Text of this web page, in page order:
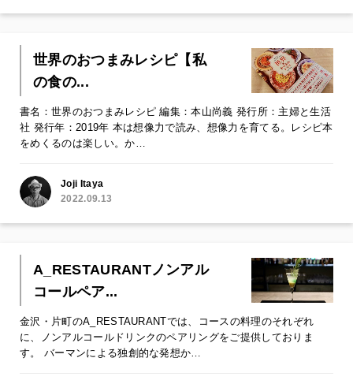
世界のおつまみレシピ【私
の食の...
書名：世界のおつまみレシピ 編集：本山尚義 発行所：主婦と生活
社 発行年：2019年 本は想像力で読み、想像力を育てる。レシピ本
をめくるのは楽しい。か…
Joji Itaya
2022.09.13
A_RESTAURANTノンアル
コールペア...
金沢・片町のA_RESTAURANTでは、コースの料理のそれぞれ
に、ノンアルコールドリンクのペアリングをご提供しておりま
す。 バーマンによる独創的な発想か…